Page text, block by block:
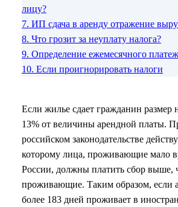
лицу?
7. ИП сдача в аренду отражение
8. Что грозит за неуплату налога?
9. Определение ежемесячного
10. Если проигнорировать налоги
Если жилье сдает гражданин размер
13% от величины арендной платы.
российском законодательстве
которому лица, проживающие мало
России, должны платить сбор выше,
проживающие. Таким образом, если
более 183 дней проживает в